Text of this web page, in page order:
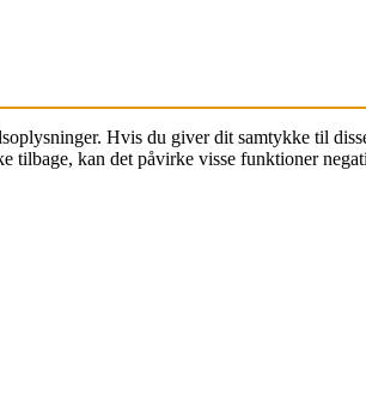
Hvis du giver dit samtykke til
kan det påvirke visse funktioner